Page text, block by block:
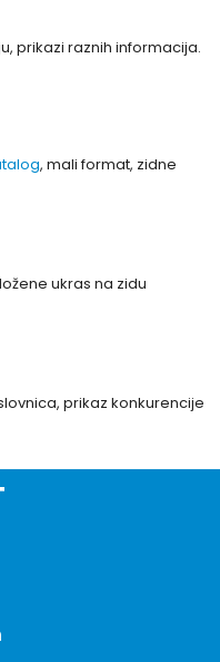
prikazi raznih informacija.
, mali format, zidne
ukras na zidu
prikaz konkurencije